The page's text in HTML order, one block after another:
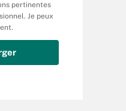
pertinentes
Je peux